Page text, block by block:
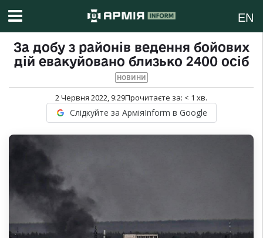
EN
За добу з районів ведення бойових
дій евакуйовано близько 2400 осіб
НОВИНИ
2 Червня 2022, 9:29Прочитаєте за: < 1 хв.
Слідкуйте за АрміяInform в Google